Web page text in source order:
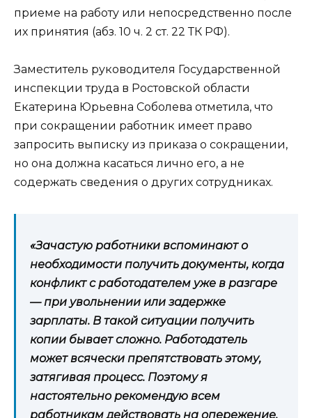
приеме на работу или непосредственно после
их принятия (абз. 10 ч. 2 ст. 22 ТК РФ).
Заместитель руководителя Государственной
инспекции труда в Ростовской области
Екатерина Юрьевна Соболева отметила, что
при сокращении работник имеет право
запросить выписку из приказа о сокращении,
но она должна касаться лично его, а не
содержать сведения о других сотрудниках.
«Зачастую работники вспоминают о
необходимости получить документы, когда
конфликт с работодателем уже в разгаре
— при увольнении или задержке
зарплаты. В такой ситуации получить
копии бывает сложно. Работодатель
может всячески препятствовать этому,
затягивая процесс. Поэтому я
настоятельно рекомендую всем
работникам действовать на опережение.